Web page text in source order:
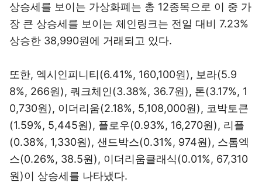
상승세를 보이는 가상화폐는 총 12종목으로 이 중 가
장 큰 상승세를 보이는 체인링크는 전일 대비 7.23%
상승한 38,990원에 거래되고 있다.
또한, 엑시인피니티(6.41%, 160,100원), 보라(5.9
8%, 266원), 쿼크체인(3.38%, 36.7원), 톤(3.17%, 1
0,730원), 이더리움(2.18%, 5,108,000원), 코박토큰
(1.59%, 5,445원), 플로우(0.93%, 16,270원), 리플
(0.38%, 1,330원), 샌드박스(0.31%, 974원), 스톰엑
스(0.26%, 38.5원), 이더리움클래식(0.01%, 67,310
원)이 상승세를 나타냈다.